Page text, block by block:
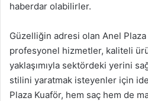
haberdar olabilirler.
Güzelliğin adresi olan Anel
profesyonel hizmetler, kaliteli
yaklaşımıyla sektördeki yerini
stilini yaratmak isteyenler için
Plaza Kuaför, hem saç hem de